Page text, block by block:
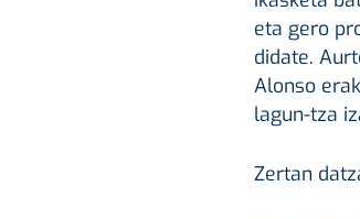
eta gero
didate.
Alonso
lagun-tza
Zertan